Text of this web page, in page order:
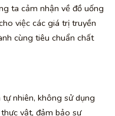
ta cảm nhận về đồ uống
việc các giá trị truyền
cùng tiêu chuẩn chất
nhiên, không sử dụng
vật, đảm bảo sự